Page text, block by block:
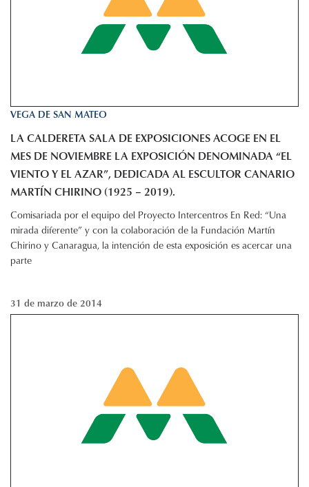
VEGA DE SAN MATEO
LA CALDERETA SALA DE EXPOSICIONES ACOGE EN EL
MES DE NOVIEMBRE LA EXPOSICIÓN DENOMINADA “EL
VIENTO Y EL AZAR”, DEDICADA AL ESCULTOR CANARIO
MARTÍN CHIRINO (1925 – 2019).
Comisariada por el equipo del Proyecto Intercentros En Red: “Una
mirada diferente” y con la colaboración de la Fundación Martín
Chirino y Canaragua, la intención de esta exposición es acercar una
parte
31 de marzo de 2014